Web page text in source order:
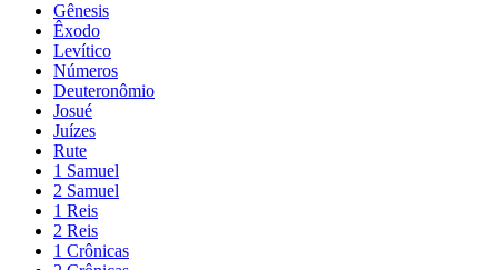
Gênesis
Êxodo
Levítico
Números
Deuteronômio
Josué
Juízes
Rute
1 Samuel
2 Samuel
1 Reis
2 Reis
1 Crônicas